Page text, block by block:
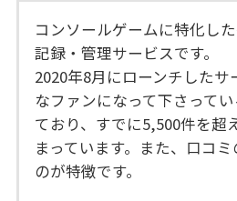
コンソールゲームに特化し
記録・管理サービスです。
2020年8月にローンチした
なファンになって下さって
ており、すでに5,500件を超
まっています。また、口コ
のが特徴です。